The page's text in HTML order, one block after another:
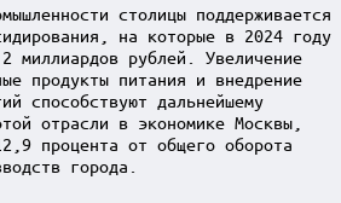
столицы поддерживается
на которые в 2024 году
миллиардов рублей. Увеличение
продукты питания и внедрение
способствуют дальнейшему
отрасли в экономике Москвы,
процента от общего оборота
города.